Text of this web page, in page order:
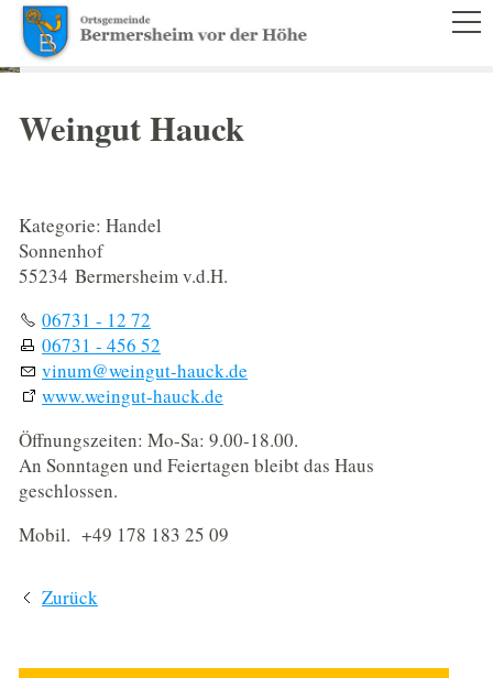
RATHAUS
LEBEN IM ORT
TOURISMUS & KULTUR
WIRTSCHAFT
INFRASTRUKTUR
VERZEICHNIS DER UNTERNEHMEN
1250 JAHRE
Weingut Hauck
Kategorie: Handel
Sonnenhof
55234 Bermersheim v.d.H.
06731 - 12 72
06731 - 456 52
vinum@weingut-hauck.de
www.weingut-hauck.de
Öffnungszeiten: Mo-Sa: 9.00-18.00.
An Sonntagen und Feiertagen bleibt das Haus
geschlossen.
Mobil. +49 178 183 25 09
Zurück